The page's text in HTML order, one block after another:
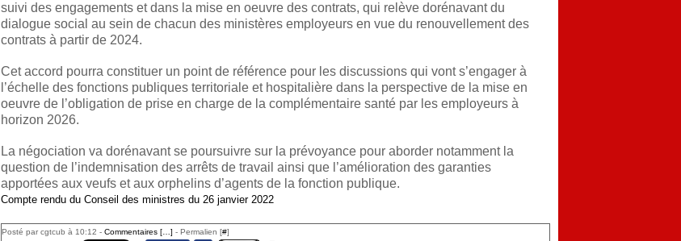
suivi des engagements et dans la mise en oeuvre des contrats, qui relève dorénavant du
dialogue social au sein de chacun des ministères employeurs en vue du renouvellement des
contrats à partir de 2024.
Cet accord pourra constituer un point de référence pour les discussions qui vont s’engager à
l’échelle des fonctions publiques territoriale et hospitalière dans la perspective de la mise en
oeuvre de l’obligation de prise en charge de la complémentaire santé par les employeurs à
horizon 2026.
La négociation va dorénavant se poursuivre sur la prévoyance pour aborder notamment la
question de l’indemnisation des arrêts de travail ainsi que l’amélioration des garanties
apportées aux veufs et aux orphelins d’agents de la fonction publique.
Compte rendu du Conseil des ministres du 26 janvier 2022
Posté par cgtcub à 10:12 - Commentaires [ ] - Permalien [#]